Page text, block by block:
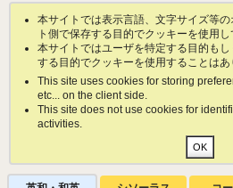
本サイトでは表示言語、文字サイズ等
ト側で保存する目的でクッキーを使用し
本サイトではユーザを特定する目的も
する目的でクッキーを使用することはあ
This site uses cookies for storing
etc... on the client side.
This site does not use cookies for
activities.